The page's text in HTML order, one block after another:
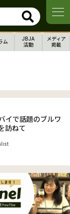
ム
JBJA
活動
メディア
掲載
イで話題のブルワ
訪ねて